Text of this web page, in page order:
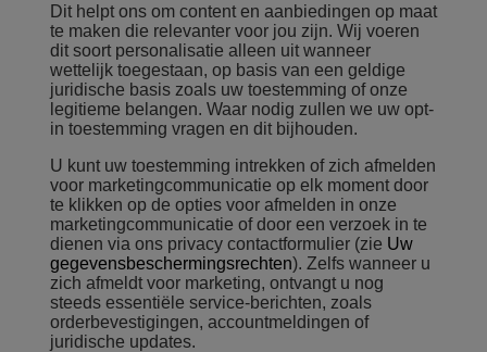
Dit helpt ons om content en aanbiedingen op maat
te maken die relevanter voor jou zijn. Wij voeren
dit soort personalisatie alleen uit wanneer
wettelijk toegestaan, op basis van een geldige
juridische basis zoals uw toestemming of onze
legitieme belangen. Waar nodig zullen we uw opt-
in toestemming vragen en dit bijhouden.
U kunt uw toestemming intrekken of zich afmelden
voor marketingcommunicatie op elk moment door
te klikken op de opties voor afmelden in onze
marketingcommunicatie of door een verzoek in te
dienen via ons privacy contactformulier (zie Uw
gegevensbeschermingsrechten). Zelfs wanneer u
zich afmeldt voor marketing, ontvangt u nog
steeds essentiële service-berichten, zoals
orderbevestigingen, accountmeldingen of
juridische updates.